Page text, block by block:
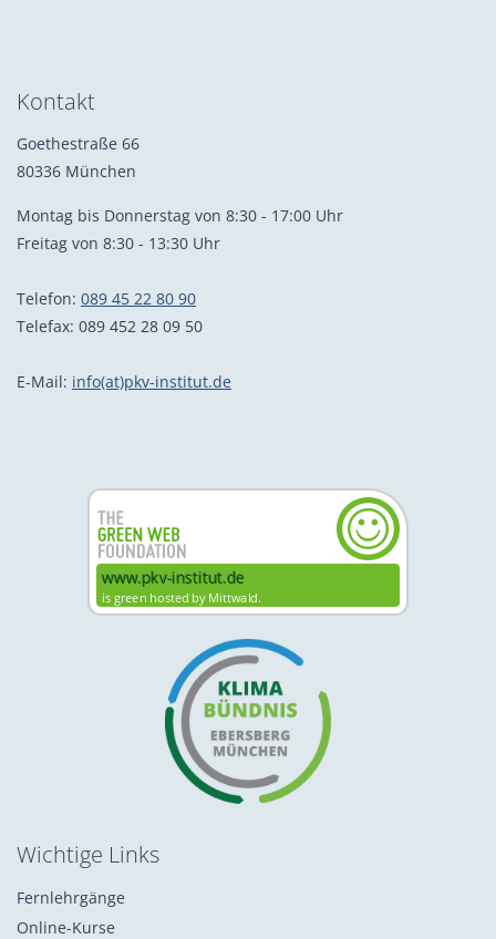
Kontakt
Goethestraße 66
80336 München
Montag bis Donnerstag von 8:30 - 17:00 Uhr
Freitag von 8:30 - 13:30 Uhr
Telefon: 089 45 22 80 90
Telefax: 089 452 28 09 50
E-Mail: info(at)pkv-institut.de
Wichtige Links
Fernlehrgänge
Online-Kurse